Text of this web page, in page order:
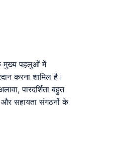
मुख्य पहलुओं में
करना शामिल है।
पारदर्शिता बहुत
और सहायता संगठनों के